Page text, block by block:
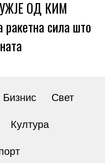
ОД КИМ
ракетна сила што
Бизнис Свет
Култура